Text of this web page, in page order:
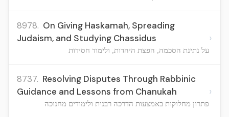
8978. On Giving Haskamah, Spreading
Judaism, and Studying Chassidus
על נתינת הסכמה, הפצת היהדות, ולימוד חסידות
›
8737. Resolving Disputes Through Rabbinic
Guidance and Lessons from Chanukah
פתרון מחלוקות באמצעות הדרכה רבנית ולימודים מחנוכה
›